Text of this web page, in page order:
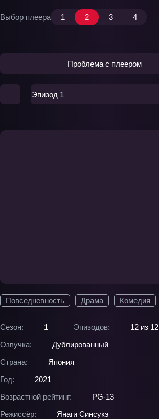
Повседневность Драма Комедия
Сезон: 1 Эпизодов:
12 из 12
Озвучка:
Дублированный
Страна:
Япония
Год:
2021
Возрастной рейтинг:
PG-13
Режиссёр:
Янаги Синсукэ
Выбор плеера 1 2 3 4
Проблема с плеером
Эпизод 1